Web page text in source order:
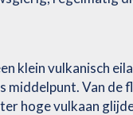
klein vulkanisch
middelpunt. Van de
hoge vulkaan